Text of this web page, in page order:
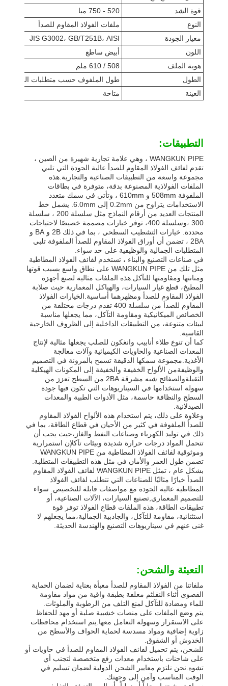
قوة الشد
520 - 750 مبا
النوع
ملفات الفولاذ المقاوم للصدأ
معيار الجودة
JIS G3002، GB/T251B، AISI
اللون
أبيض ساطع
هوية الملف
508 / 610 ملم
الطول
طول الملفوف حسب متطلبات العميل
العينة
متاحة
التطبيقات:
WANGKUN PIPE ، وهي علامة تجارية شهيرة من الصين ،
تقدم لفائف الفولاذ المقاوم للصدأ عالية الجودة التي تلبي
مجموعة واسعة من التطبيقات الصناعية والتجارية.هذه
الملفات الفولاذية المصنوعة بدقة، متوفرة في بطاقات
الملفوفة 508mm و 610mm ، وتأتي في سمك متعدد
الاستخدامات يتراوح من 0.2mm إلى 6.0mm. يشمل خط
المنتجات العديد من أرقام النماذج مثل سلسلة 200 ، سلسلة
300 ،وسلسلة 400، توفر خيارات مصممة خصيصًا لاحتياجات
محددة. خيارات التشطيب السطحي ، بما في ذلك 2B و BA و
2BA ، تضمن أن أوراق الفولاذ المقاوم للصدأ الملفوفة تلبي
المتطلبات الجمالية والوظيفية على حد سواء.
في صناعات التصنيع والبناء ، تستخدم لفائف الفولاذ المطاطية
مثل تلك من WANGKUN PIPE على نطاق واسع بسبب قوتها
ومتانتها ومقاومتها للتآكل.هذه الملفات مثالية لصنع أجهزة
المطبخ، قطع غيار السيارات، والهياكل المعمارية حيث صلابة
الفولاذ المقاوم للصدأ ومظهرهما أساسية.الخيارات الفولاذ
المقاوم للصدأ من سلسلة 400 تقدم درجات مختلفة من
الخصائص الميكانيكية ومقاومة التآكل، مما يجعلها مناسبة
لبيئات متنوعة، من التطبيقات الداخلية إلى الظروف الخارجية
القاسية.
كما أن تنوع طلاء أنابيب وانغكون للصلب يجعلها مثالية لإنتاج
المعدات الصناعية والحاويات الكيميائية وآلات معالجة
الأغذية.مجموعة سمكها الدقيقة تسمح بالمرونة في التصميم
والوظيفةمن الألواح الخفيفة والخفيفة إلى المكونات الهيكلية
الثقيلةوالصفائح شبه مشرقة 2BA من السطح تعزز من
سهولة استخدامها في السيناريوهات التي تكون فيها جودة
السطح والنظافة حاسمة، مثل الأدوات الطبية والمعدات
الصيدلانية.
وعلاوة على ذلك، يتم استخدام هذه الألواح الفولاذ المقاوم
للصدأ الملفوفة في كثير من الأحيان في قطاع الطاقة، بما في
ذلك في توليد الكهرباء وصناعات النفط والغاز،حيث يجب أن
تتحمل المواد درجات حرارة شديدة وبيئات تآكلإن استمرارية
وموثوقية لفائف الفولاذ المطاطية من WANGKUN PIPE
تضمن طول العمر والأمان في مثل هذه التطبيقات المتطلبة.
بشكل عام ، تمثل WANGKUN PIPE لفائف الفولاذ المقاوم
للصدأ خيارًا مثاليًا للصناعات التي تتطلب لفائف الفولاذ
المطاطية عالية الجودة مع مواصفات قابلة للتخصيص. سواء
للتصميم المعماري,تصنيع السيارات، الآلات الصناعية، أو
تطبيقات الطاقة، هذه الملفات قطاع الفولاذ توفر قوة
استثنائية، مقاومة للتآكل، والجاذبية الجمالية،مما يجعلهم لا
غنى عنهم في سيناريوهات التصنيع والهندسة الحديثة.
التعبئة والشحن:
ملفاتنا من الفولاذ المقاوم للصدأ معبأة بعناية لضمان الحماية
القصوى أثناء النقلثم مغلفة بطبقة واقية من مواد مقاومة
للماء ومضادة للتآكل لمنع التلف من الرطوبة والملوثات.
يتم وضع الملفات على منصات خشبية صلبة أو مهد للحفاظ
على الاستقرار وسهولة التعامل معها.يتم استخدام محافظات
زاوية إضافية ومواد مسدسة لحماية الحواف والأسطح من
الخدوش أو الشقوق.
للشحن، يتم تحميل لفائف الفولاذ المقاوم للصدأ في حاويات أو
على شاحنات باستخدام معدات رفع متخصصة لتجنب أي
تشوه.نحن نلتزم معايير الشحن الدولية لضمان تسليم في
الوقت المناسب وآمن إلى وجهتك.